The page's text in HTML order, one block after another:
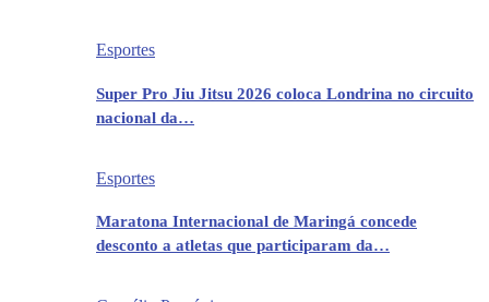
Esportes
Super Pro Jiu Jitsu 2026 coloca Londrina no circuito
nacional da…
Esportes
Maratona Internacional de Maringá concede
desconto a atletas que participaram da…